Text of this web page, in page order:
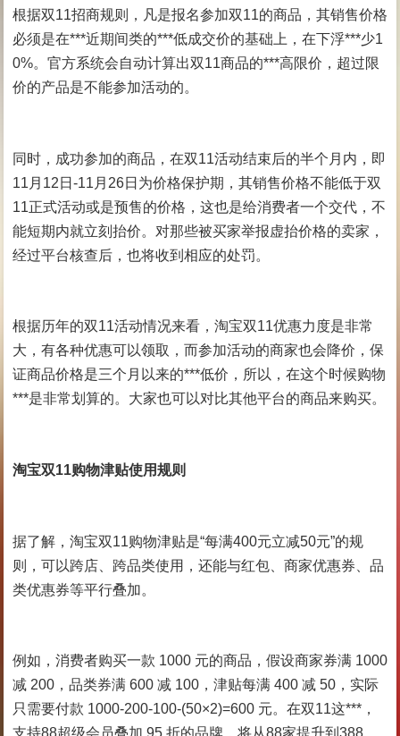
根据双11招商规则，凡是报名参加双11的商品，其销售价格
必须是在***近期间类的***低成交价的基础上，在下浮***少1
0%。官方系统会自动计算出双11商品的***高限价，超过限
价的产品是不能参加活动的。
同时，成功参加的商品，在双11活动结束后的半个月内，即
11月12日-11月26日为价格保护期，其销售价格不能低于双
11正式活动或是预售的价格，这也是给消费者一个交代，不
能短期内就立刻抬价。对那些被买家举报虚抬价格的卖家，
经过平台核查后，也将收到相应的处罚。
根据历年的双11活动情况来看，淘宝双11优惠力度是非常
大，有各种优惠可以领取，而参加活动的商家也会降价，保
证商品价格是三个月以来的***低价，所以，在这个时候购物
***是非常划算的。大家也可以对比其他平台的商品来购买。
淘宝双11购物津贴使用规则
据了解，淘宝双11购物津贴是“每满400元立减50元”的规
则，可以跨店、跨品类使用，还能与红包、商家优惠券、品
类优惠券等平行叠加。
例如，消费者购买一款 1000 元的商品，假设商家券满 1000
减 200，品类券满 600 减 100，津贴每满 400 减 50，实际
只需要付款 1000-200-100-(50×2)=600 元。在双11这***，